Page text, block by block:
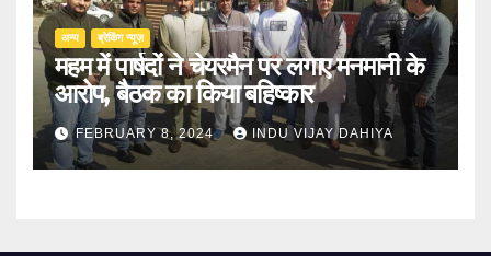
अन्य ब्रेकिंग न्यूज़
महम में पार्षदों ने चेयरमैन पर लगाए मनमानी के
आरोप, बैठक का किया बहिष्कार
FEBRUARY 8, 2024 INDU VIJAY DAHIYA